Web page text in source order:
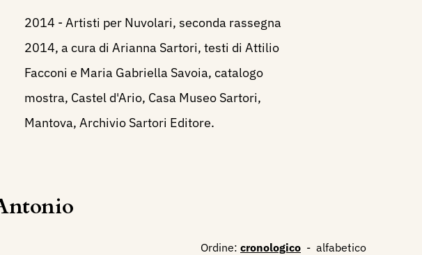
2014 - Artisti per Nuvolari, seconda rassegna
2014, a cura di Arianna Sartori, testi di Attilio
Facconi e Maria Gabriella Savoia, catalogo
mostra, Castel d'Ario, Casa Museo Sartori,
Mantova, Archivio Sartori Editore.
Ordine: cronologico - alfabetico